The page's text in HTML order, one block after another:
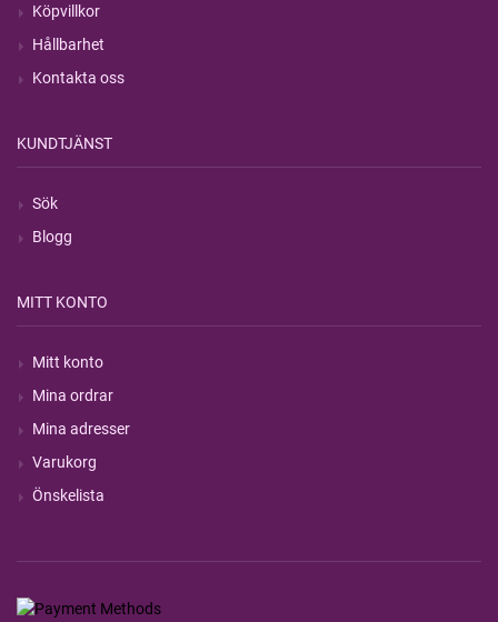
Köpvillkor
Hållbarhet
Kontakta oss
KUNDTJÄNST
Sök
Blogg
MITT KONTO
Mitt konto
Mina ordrar
Mina adresser
Varukorg
Önskelista